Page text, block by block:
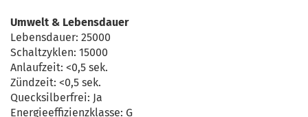
Umwelt & Lebensdauer
Lebensdauer: 25000
Schaltzyklen: 15000
Anlaufzeit: <0,5 sek.
Zündzeit: <0,5 sek.
Quecksilberfrei: Ja
Energieeffizienzklasse: G